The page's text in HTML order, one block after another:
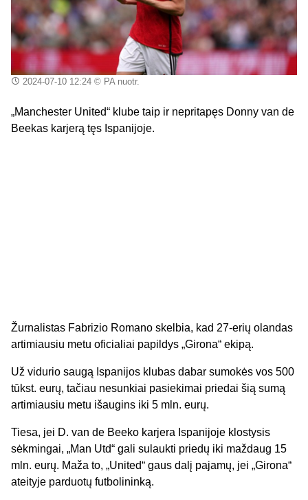
2024-07-10 12:24© PA nuotr.
„Manchester United“ klube taip ir nepritapęs Donny van de
Beekas karjerą tęs Ispanijoje.
Žurnalistas Fabrizio Romano skelbia, kad 27-erių olandas
artimiausiu metu oficialiai papildys „Girona“ ekipą.
Už vidurio saugą Ispanijos klubas dabar sumokės vos 500
tūkst. eurų, tačiau nesunkiai pasiekimai priedai šią sumą
artimiausiu metu išaugins iki 5 mln. eurų.
Tiesa, jei D. van de Beeko karjera Ispanijoje klostysis
sėkmingai, „Man Utd“ gali sulaukti priedų iki maždaug 15
mln. eurų. Maža to, „United“ gaus dalį pajamų, jei „Girona“
ateityje parduotų futbolininką.